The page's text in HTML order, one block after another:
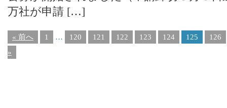
万社が申請 […]
« 前へ 1 … 120 121 122 123 124 125
126
»